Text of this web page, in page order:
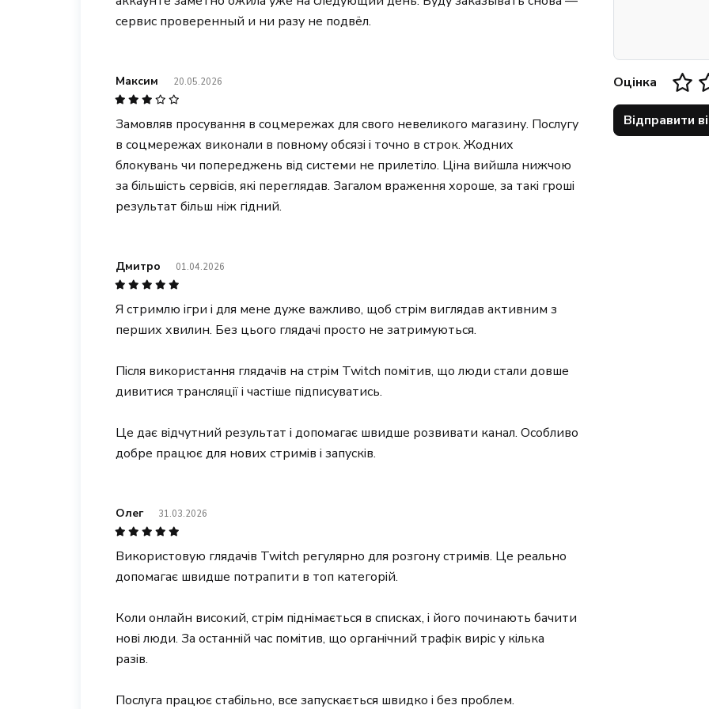
сервис проверенный и ни разу не подвёл.
Максим 20.05.2026
Замовляв просування в соцмережах для свого невеликого магазину. Послугу
в соцмережах виконали в повному обсязі і точно в строк. Жодних
блокувань чи попереджень від системи не прилетіло. Ціна вийшла нижчою
за більшість сервісів, які переглядав. Загалом враження хороше, за такі гроші
результат більш ніж гідний.
Дмитро 01.04.2026
Я стримлю ігри і для мене дуже важливо, щоб стрім виглядав активним з
перших хвилин. Без цього глядачі просто не затримуються.
Після використання глядачів на стрім Twitch помітив, що люди стали довше
дивитися трансляції і частіше підписуватись.
Це дає відчутний результат і допомагає швидше розвивати канал. Особливо
добре працює для нових стримів і запусків.
Олег 31.03.2026
Використовую глядачів Twitch регулярно для розгону стримів. Це реально
допомагає швидше потрапити в топ категорій.
Коли онлайн високий, стрім піднімається в списках, і його починають бачити
нові люди. За останній час помітив, що органічний трафік виріс у кілька
разів.
Послуга працює стабільно, все запускається швидко і без проблем.
Оцінка
Відправити